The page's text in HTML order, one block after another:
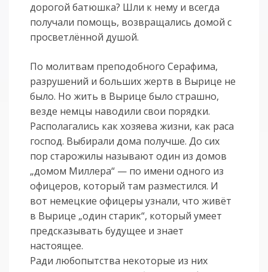
дорогой батюшка? Шли к нему и всегда
получали помощь, возвращались домой с
просветлённой душой.
По молитвам преподобного Серафима,
разрушений и больших жертв в Вырице не
было. Но жить в Вырице было страшно,
везде немцы наводили свои порядки.
Располагались как хозяева жизни, как раса
господ. Выбирали дома получше. До сих
пор старожилы называют один из домов
„домом Миллера“ — по имени одного из
офицеров, который там разместился. И
вот немецкие офицеры узнали, что живёт
в Вырице „один старик“, который умеет
предсказывать будущее и знает
настоящее.
Ради любопытства некоторые из них